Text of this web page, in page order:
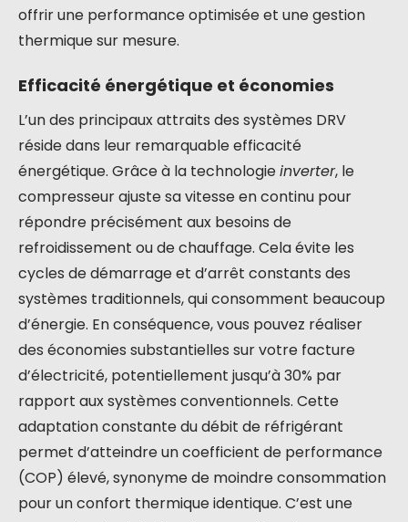
offrir une performance optimisée et une gestion
thermique sur mesure.
Efficacité énergétique et économies
L’un des principaux attraits des systèmes DRV
réside dans leur remarquable efficacité
énergétique. Grâce à la technologieinverter, le
compresseur ajuste sa vitesse en continu pour
répondre précisément aux besoins de
refroidissement ou de chauffage. Cela évite les
cycles de démarrage et d’arrêt constants des
systèmes traditionnels, qui consomment beaucoup
d’énergie. En conséquence, vous pouvez réaliser
des économies substantielles sur votre facture
d’électricité, potentiellement jusqu’à 30% par
rapport aux systèmes conventionnels. Cette
adaptation constante du débit de réfrigérant
permet d’atteindre un coefficient de performance
(COP) élevé, synonyme de moindre consommation
pour un confort thermique identique. C’est une